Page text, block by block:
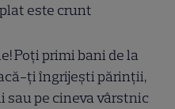
este crunt
Poți primi bani de la
ți îngrijești părinții,
sau pe cineva vârstnic